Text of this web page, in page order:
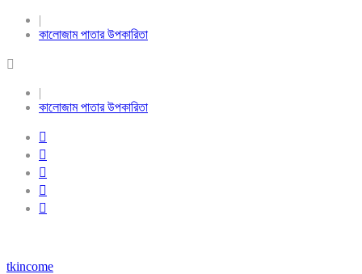
|
কালোজাম পাতার উপকারিতা
|
কালোজাম পাতার উপকারিতা
tkincome